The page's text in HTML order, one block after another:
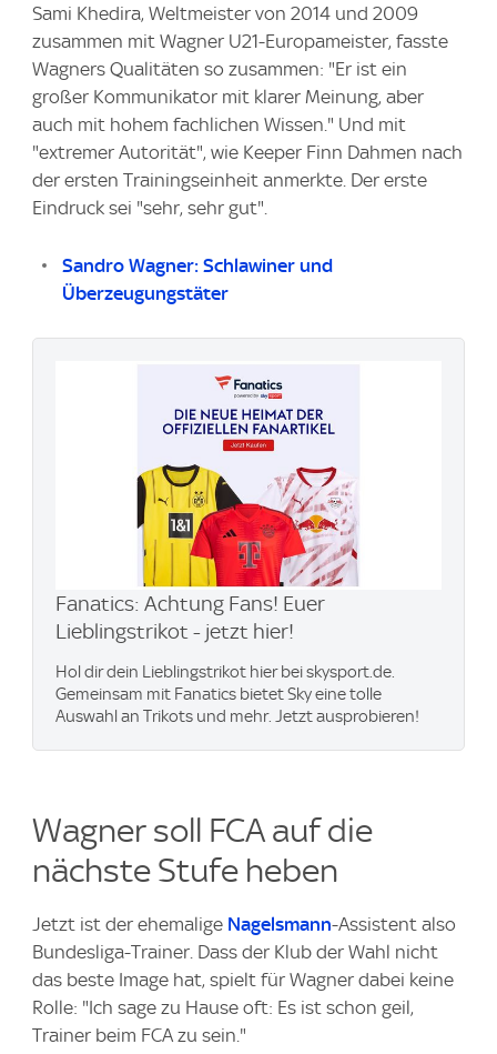
Sami Khedira, Weltmeister von 2014 und 2009
zusammen mit Wagner U21-Europameister, fasste
Wagners Qualitäten so zusammen: "Er ist ein
großer Kommunikator mit klarer Meinung, aber
auch mit hohem fachlichen Wissen." Und mit
"extremer Autorität", wie Keeper Finn Dahmen nach
der ersten Trainingseinheit anmerkte. Der erste
Eindruck sei "sehr, sehr gut".
Sandro Wagner: Schlawiner und
Überzeugungstäter
Fanatics: Achtung Fans! Euer
Lieblingstrikot - jetzt hier!
Hol dir dein Lieblingstrikot hier bei skysport.de.
Gemeinsam mit Fanatics bietet Sky eine tolle
Auswahl an Trikots und mehr. Jetzt ausprobieren!
Wagner soll FCA auf die
nächste Stufe heben
Jetzt ist der ehemalige Nagelsmann-Assistent also
Bundesliga-Trainer. Dass der Klub der Wahl nicht
das beste Image hat, spielt für Wagner dabei keine
Rolle: "Ich sage zu Hause oft: Es ist schon geil,
Trainer beim FCA zu sein."